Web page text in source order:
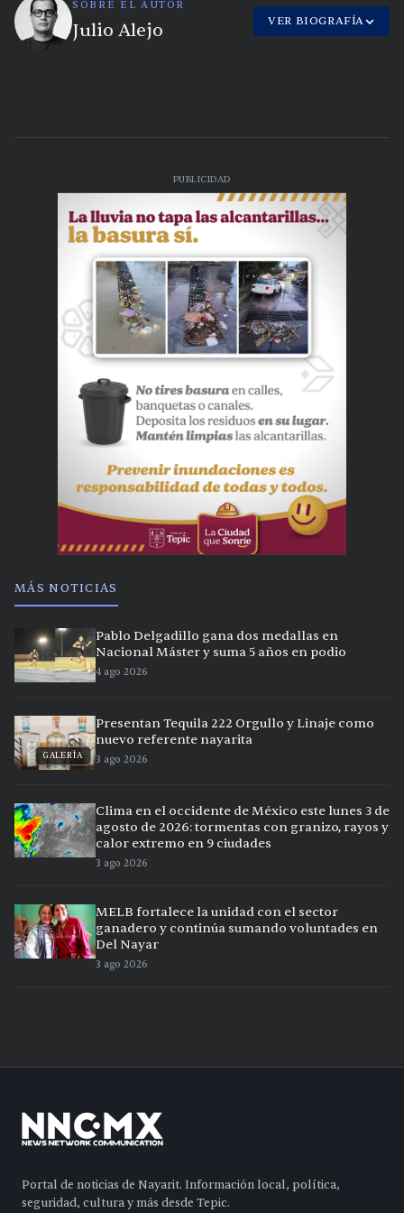
SOBRE EL AUTOR
Julio Alejo VER BIOGRAFÍA
PUBLICIDAD
MÁS NOTICIAS
Pablo Delgadillo gana dos medallas en
Nacional Máster y suma 5 años en podio
4 ago 2026
GALERÍA
Presentan Tequila 222 Orgullo y Linaje como
nuevo referente nayarita
3 ago 2026
Clima en el occidente de México este lunes 3 de
agosto de 2026: tormentas con granizo, rayos y
calor extremo en 9 ciudades
3 ago 2026
MELB fortalece la unidad con el sector
ganadero y continúa sumando voluntades en
Del Nayar
3 ago 2026
Portal de noticias de Nayarit. Información local, política,
seguridad, cultura y más desde Tepic.